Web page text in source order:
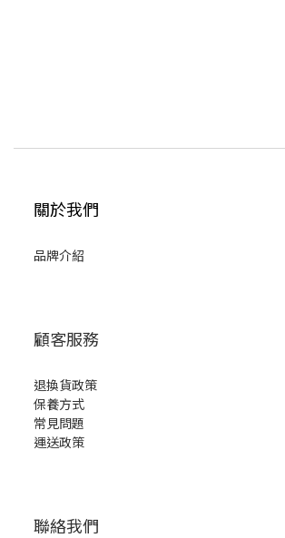
關於我們
品牌介紹
顧客服務
退換貨政策
保養方式
常見問題
運送政策
聯絡我們